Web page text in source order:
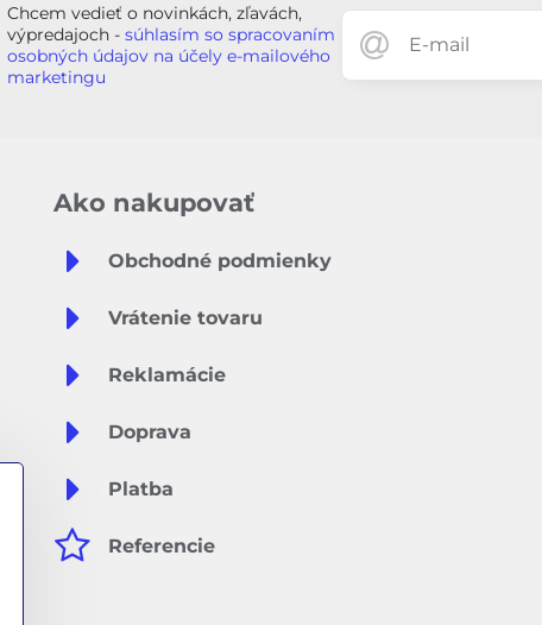
Chcem vedieť o novinkách, zľavách,
výpredajoch -súhlasím so spracovaním
osobných údajov na účely e-mailového
marketingu
Ako nakupovať
Obchodné podmienky
Vrátenie tovaru
Reklamácie
Doprava
Platba
Referencie